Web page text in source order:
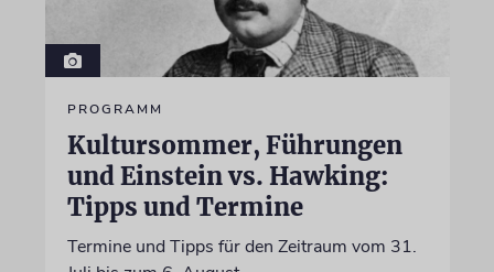
PROGRAMM
Kultursommer, Führungen
und Einstein vs. Hawking:
Tipps und Termine
Termine und Tipps für den Zeitraum vom 31.